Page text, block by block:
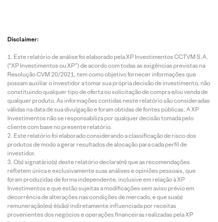
Disclaimer:
Este relatório de análise foi elaborado pela XP Investimentos CCTVM S.A.
(“XP Investimentos ou XP”) de acordo com todas as exigências previstas na
Resolução CVM 20/2021, tem como objetivo fornecer informações que
possam auxiliar o investidor a tomar sua própria decisão de investimento, não
constituindo qualquer tipo de oferta ou solicitação de compra e/ou venda de
qualquer produto. As informações contidas neste relatório são consideradas
válidas na data de sua divulgação e foram obtidas de fontes públicas. A XP
Investimentos não se responsabiliza por qualquer decisão tomada pelo
cliente com base no presente relatório.
Este relatório foi elaborado considerando a classificação de risco dos
produtos de modo a gerar resultados de alocação para cada perfil de
investidor.
O(s) signatário(s) deste relatório declara(m) que as recomendações
refletem única e exclusivamente suas análises e opiniões pessoais, que
foram produzidas de forma independente, inclusive em relação à XP
Investimentos e que estão sujeitas a modificações sem aviso prévio em
decorrência de alterações nas condições de mercado, e que sua(s)
remuneração(es) é(são) indiretamente influenciada por receitas
provenientes dos negócios e operações financeiras realizadas pela XP